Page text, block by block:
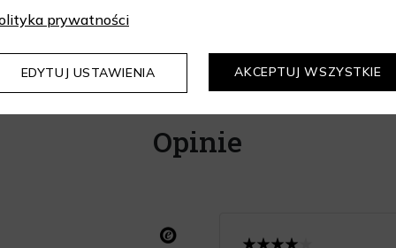
Opinie
prywatności
EDYTUJ USTAWIENIA AKCEPTUJ WSZYSTKIE